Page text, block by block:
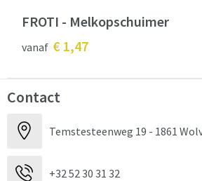
FROTI - Melkopschuimer
vanaf € 1,47
Contact
Temstesteenweg 19 - 1861
+32 52 30 31 32